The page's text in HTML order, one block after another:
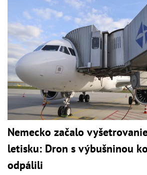
Nemecko začalo
letisku: Dron s výbušninou
odpálili